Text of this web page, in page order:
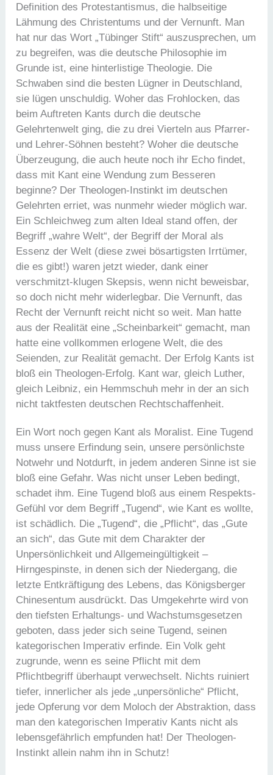
Definition des Protestantismus, die halbseitige
Lähmung des Christentums und der Vernunft. Man
hat nur das Wort „Tübinger Stift“ auszusprechen, um
zu begreifen, was die deutsche Philosophie im
Grunde ist, eine hinterlistige Theologie. Die
Schwaben sind die besten Lügner in Deutschland,
sie lügen unschuldig. Woher das Frohlocken, das
beim Auftreten Kants durch die deutsche
Gelehrtenwelt ging, die zu drei Vierteln aus Pfarrer-
und Lehrer-Söhnen besteht? Woher die deutsche
Überzeugung, die auch heute noch ihr Echo findet,
dass mit Kant eine Wendung zum Besseren
beginne? Der Theologen-Instinkt im deutschen
Gelehrten erriet, was nunmehr wieder möglich war.
Ein Schleichweg zum alten Ideal stand offen, der
Begriff „wahre Welt“, der Begriff der Moral als
Essenz der Welt (diese zwei bösartigsten Irrtümer,
die es gibt!) waren jetzt wieder, dank einer
verschmitzt-klugen Skepsis, wenn nicht beweisbar,
so doch nicht mehr widerlegbar. Die Vernunft, das
Recht der Vernunft reicht nicht so weit. Man hatte
aus der Realität eine „Scheinbarkeit“ gemacht, man
hatte eine vollkommen erlogene Welt, die des
Seienden, zur Realität gemacht. Der Erfolg Kants ist
bloß ein Theologen-Erfolg. Kant war, gleich Luther,
gleich Leibniz, ein Hemmschuh mehr in der an sich
nicht taktfesten deutschen Rechtschaffenheit.
Ein Wort noch gegen Kant als Moralist. Eine Tugend
muss unsere Erfindung sein, unsere persönlichste
Notwehr und Notdurft, in jedem anderen Sinne ist sie
bloß eine Gefahr. Was nicht unser Leben bedingt,
schadet ihm. Eine Tugend bloß aus einem Respekts-
Gefühl vor dem Begriff „Tugend“, wie Kant es wollte,
ist schädlich. Die „Tugend“, die „Pflicht“, das „Gute
an sich“, das Gute mit dem Charakter der
Unpersönlichkeit und Allgemeingültigkeit –
Hirngespinste, in denen sich der Niedergang, die
letzte Entkräftigung des Lebens, das Königsberger
Chinesentum ausdrückt. Das Umgekehrte wird von
den tiefsten Erhaltungs- und Wachstumsgesetzen
geboten, dass jeder sich seine Tugend, seinen
kategorischen Imperativ erfinde. Ein Volk geht
zugrunde, wenn es seine Pflicht mit dem
Pflichtbegriff überhaupt verwechselt. Nichts ruiniert
tiefer, innerlicher als jede „unpersönliche“ Pflicht,
jede Opferung vor dem Moloch der Abstraktion, dass
man den kategorischen Imperativ Kants nicht als
lebensgefährlich empfunden hat! Der Theologen-
Instinkt allein nahm ihn in Schutz!